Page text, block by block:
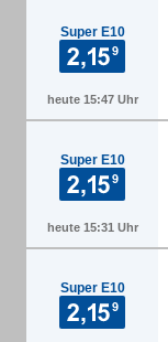
Super E10
heute 15:47 Uhr
Super E10
heute 15:31 Uhr
Super E10